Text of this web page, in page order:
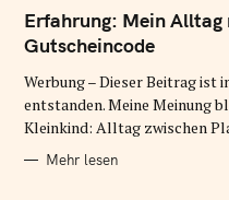
T
E
G
O
I
N
Erfahrung: Mein
Gutscheincode
Werbung – Dieser Beitrag ist
entstanden. Meine Meinung
Kleinkind: Alltag zwischen
Mehr lesen